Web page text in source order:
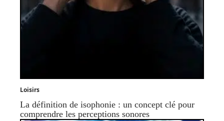
Loisirs
La définition de isophonie : un concept clé pour
comprendre les perceptions sonores